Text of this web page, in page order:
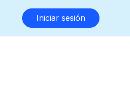
Iniciar sesión